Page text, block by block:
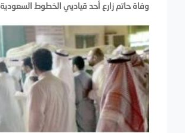
وفاة حاتم زارع أحد قياديي الخطوط السعودية